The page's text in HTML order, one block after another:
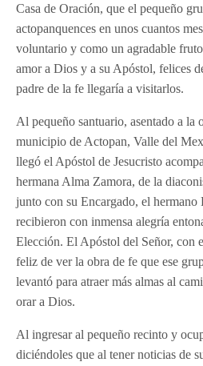
Casa de Oración, que el pequeño
actopanquences en unos cuantos
voluntario y como un agradable
amor a Dios y a su Apóstol, felices
padre de la fe llegaría a visitarlos.
Al pequeño santuario, asentado a la
municipio de Actopan, Valle del
llegó el Apóstol de Jesucristo
hermana Alma Zamora, de la
junto con su Encargado, el
recibieron con inmensa alegría
Elección. El Apóstol del Señor, con
feliz de ver la obra de fe que ese
levantó para atraer más almas al
orar a Dios.
Al ingresar al pequeño recinto y
diciéndoles que al tener noticias de